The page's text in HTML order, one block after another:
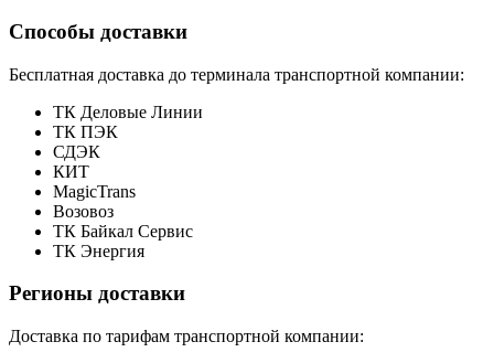
Способы доставки
Бесплатная доставка до терминала транспортной компании:
ТК Деловые Линии
ТК ПЭК
СДЭК
КИТ
MagicTrans
Возовоз
ТК Байкал Сервис
ТК Энергия
Регионы доставки
Доставка по тарифам транспортной компании: